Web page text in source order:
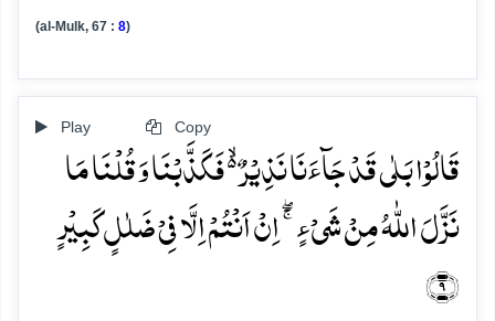
(al-Mulk, 67 : 8)
Play Copy
قَالُوۡا بَلٰی قَدۡ جَآءَنَا نَذِیۡرٌ ۬ۙ فَکَذَّبۡنَا وَ قُلۡنَا مَا
نَزَّلَ اللّٰہُ مِنۡ شَیۡءٍ ۚۖ اِنۡ اَنۡتُمۡ اِلَّا فِیۡ ضَلٰلٍ کَبِیۡرٍ
﴿۹﴾